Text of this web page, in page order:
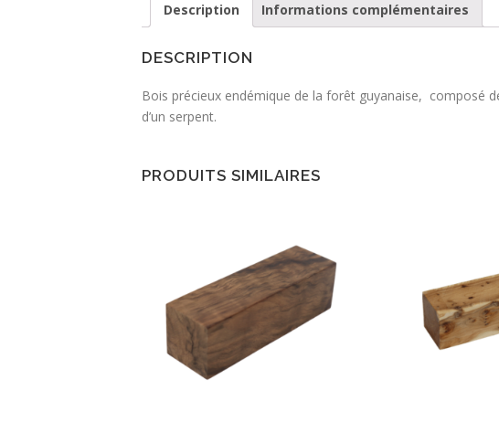
Description Informations complémentaires
DESCRIPTION
Bois précieux endémique de la forêt guyanaise, composé
d’un serpent.
PRODUITS SIMILAIRES